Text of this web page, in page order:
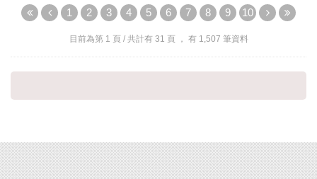
ProQuest
US
Newsstream
Daily
(Podcast)
-- --
ProQuest
ProQuest
Research
(Podcast)
-- --
US
Daily
ProQuest
Newsstream
Daily Beast -- --
1 2 3 4 5 6 7 8 9 10
目前為第 1 頁 / 共計有 31 頁 ， 有 1,507 筆資料